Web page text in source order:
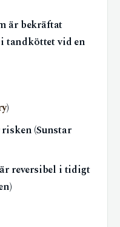
är bekräftat
tandköttet vid en
)
(Sunstar
reversibel i tidigt